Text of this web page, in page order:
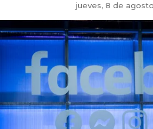
jueves, 8 de